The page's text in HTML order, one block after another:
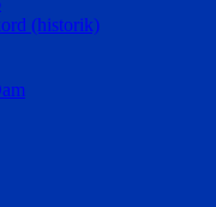
(historik)